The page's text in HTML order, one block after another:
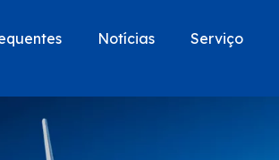
Notícias Serviço